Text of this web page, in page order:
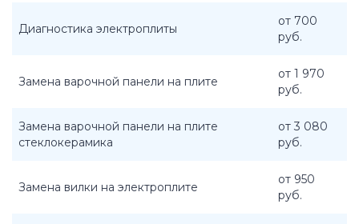
Диагностика электроплиты
от 700
руб.
Замена варочной панели на плите
от 1 970
руб.
Замена варочной панели на плите
стеклокерамика
от 3 080
руб.
Замена вилки на электроплите
от 950
руб.